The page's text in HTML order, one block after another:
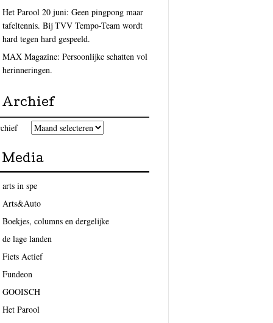
Het Parool 20 juni: Geen pingpong maar
tafeltennis. Bij TVV Tempo-Team wordt
hard tegen hard gespeeld.
MAX Magazine: Persoonlijke schatten vol
herinneringen.
Archief
Media
arts in spe
Arts&Auto
Boekjes, columns en dergelijke
de lage landen
Fiets Actief
Fundeon
GOOISCH
Het Parool